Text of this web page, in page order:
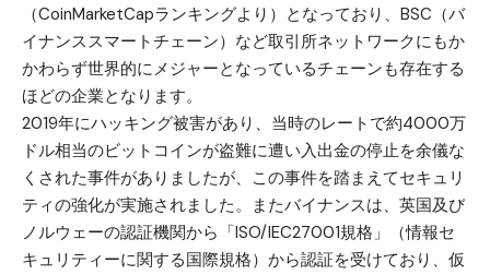
（CoinMarketCapランキングより）となっており、BSC（バ
イナンススマートチェーン）など取引所ネットワークにもか
かわらず世界的にメジャーとなっているチェーンも存在する
ほどの企業となります。
2019年にハッキング被害があり、 当時のレートで約4000万
ドル相当のビットコインが盗難に遭い入出金の停止を余儀な
くされた事件がありましたが、この事件を踏まえてセキュリ
ティの強化が実施されました。またバイナンスは、英国及び
ノルウェーの認証機関から「ISO/IEC27001規格」（情報セ
キュリティーに関する国際規格）から認証を受けており、仮